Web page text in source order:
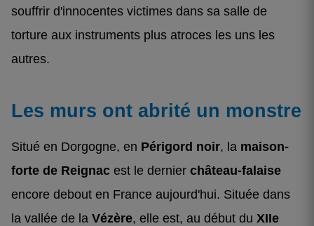
souffrir d'innocentes victimes dans sa salle de
torture aux instruments plus atroces les uns les
autres.
Les murs ont abrité un monstre
Situé en Dorgogne, en Périgord noir, la maison-
forte de Reignac est le dernier château-falaise
encore debout en France aujourd'hui. Située dans
la vallée de la Vézère, elle est, au début du XIIe